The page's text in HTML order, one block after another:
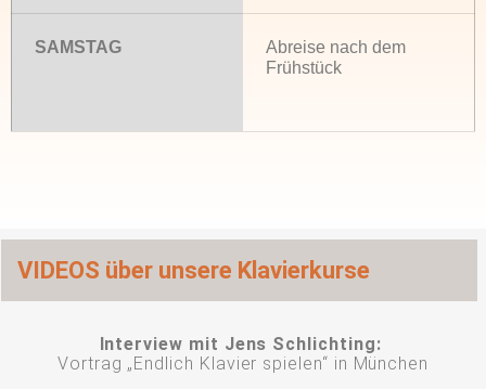
SAMSTAG
Abreise nach dem
Frühstück
VIDEOS über unsere Klavierkurse
Interview mit Jens Schlichting:
Vortrag „Endlich Klavier spielen“ in München